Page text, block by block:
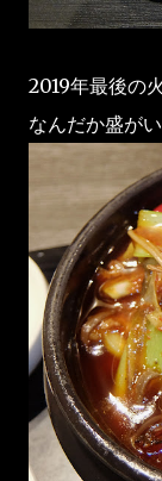
2019年最後の
なんだか盛が